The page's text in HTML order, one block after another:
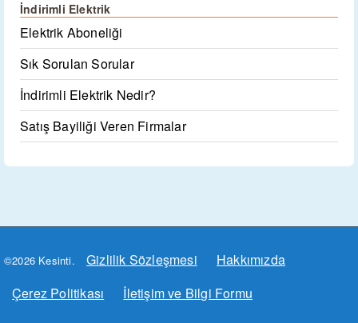
İndirimli Elektrik
Elektrik Aboneliği
Sık Sorulan Sorular
İndirimli Elektrik Nedir?
Satış Bayiliği Veren Firmalar
©2026 Kesinti. Gizlilik Sözleşmesi
Hakkımızda
Çerez Politikası
İletişim ve Bilgi Formu